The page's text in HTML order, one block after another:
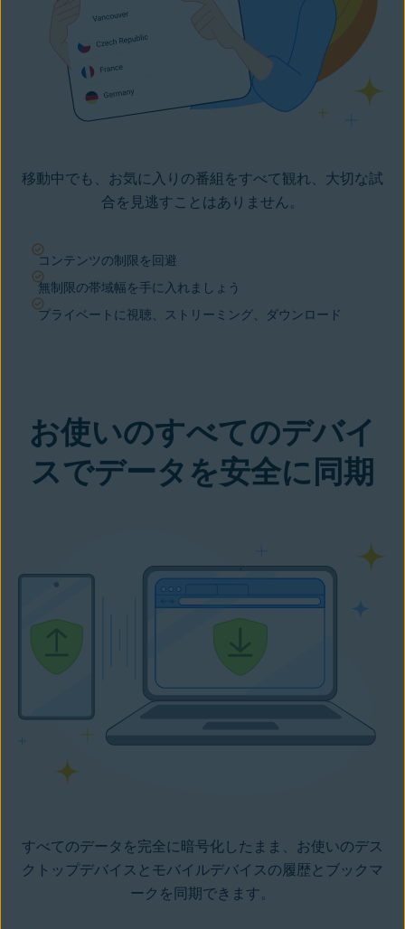
移動中でも、お気に入りの番組をすべて観れ、大切な試
合を見逃すことはありません。
コンテンツの制限を回避
無制限の帯域幅を手に入れましょう
プライベートに視聴、ストリーミング、ダウンロード
お使いのすべてのデバイ
スでデータを安全に同期
すべてのデータを完全に暗号化したまま、お使いのデス
クトップデバイスとモバイルデバイスの履歴とブックマ
ークを同期できます。